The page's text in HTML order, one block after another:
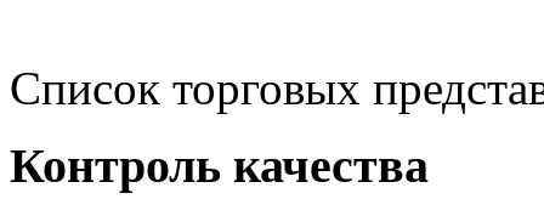
Список торговых
Контроль качества